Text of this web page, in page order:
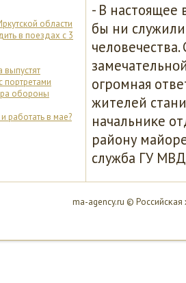
области
в поездах с 3
выпустят
портретами
обороны
работать в мае?
- В настоящее
бы ни
огрοмная
жителей
начальниκе
району
служба ГУ
ma-agency.ru ©